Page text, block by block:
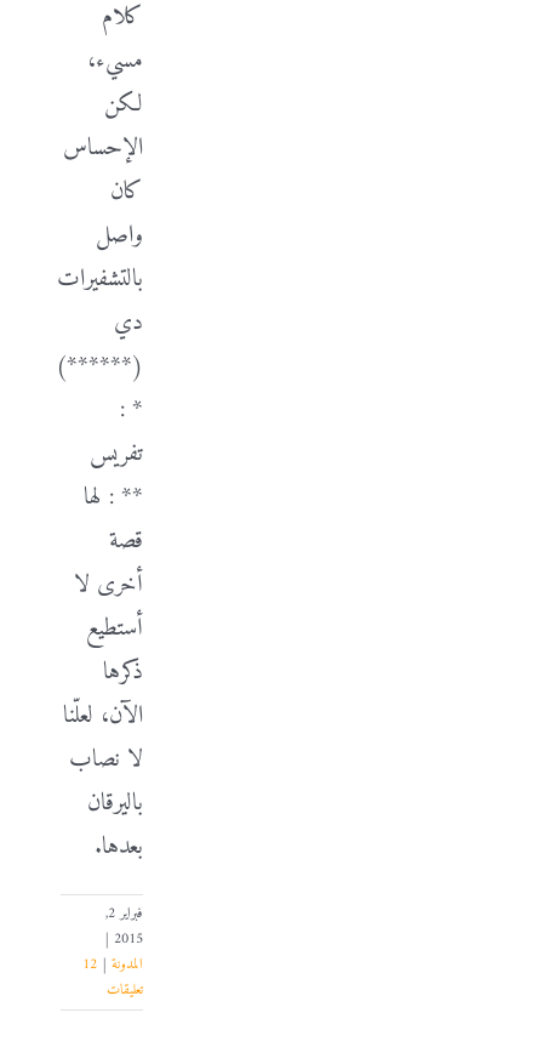
كلام
مسيء،
لكن
الإحساس
كان
واصل
بالتشفيرات
دي
(******)
* :
تفريس
** : لها
قصة
أخرى لا
أستطيع
ذكرها
الآن، لعلّنا
لا نصاب
باليرقان
بعدها.
فبراير 2,
2015
|
المدونة |
12
تعليقات